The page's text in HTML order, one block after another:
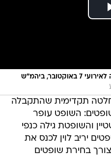
מהומה בדיון על הקמת ועדת חקירה לאירועי 7 באוקטובר, ביהמ"ש
תקדימית שהתקבלה
השופט עופר
והשופטת גילה כנפי
יריב לוין לכנס את
בחירת שופטים